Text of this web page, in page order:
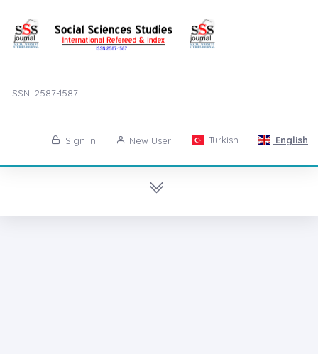
ISSN: 2587-1587
Sign in New User Turkish English